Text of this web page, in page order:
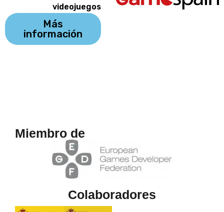
videojuegos
Más
información
Miembro de
Colaboradores